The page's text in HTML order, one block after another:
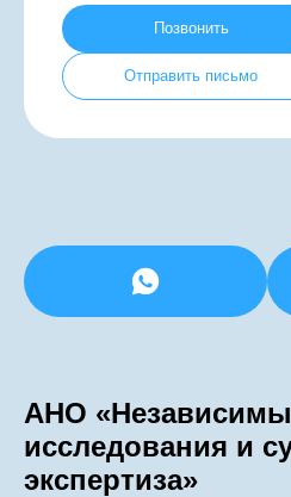
Позвонить
Отправить письмо
АНО
исследования и
экспертиза»